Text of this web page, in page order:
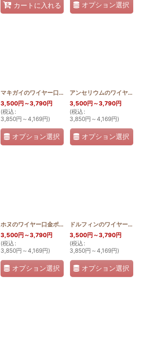
カートに入れる オプション選択
[HQWP_CO]マキガイのワイヤー口金ポーチ18cm [HQWP_SHELL
3,500円 ～3,790円
(税込 :
3,850円 ～4,169円)
オプション選択
アンセリウムのワイヤー口金ポーチ18cm
3,500円 ～3,790円
(税込 :
3,850円 ～4,169円)
オプション選択
[HQWP_HIB]
ホヌのワイヤー口金ポーチ18cm [HQWP_HONU]
3,500円 ～3,790円
(税込 :
3,850円 ～4,169円)
オプション選択
ドルフィンのワイヤー口金ポーチ18cm
3,500円 ～3,790円
(税込 :
3,850円 ～4,169円)
オプション選択